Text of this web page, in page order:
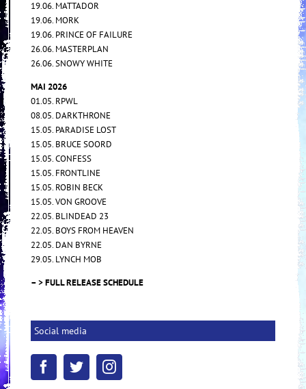
19.06. MATTADOR
19.06. MORK
19.06. PRINCE OF FAILURE
26.06. MASTERPLAN
26.06. SNOWY WHITE
MAI 2026
01.05. RPWL
08.05. DARKTHRONE
15.05. PARADISE LOST
15.05. BRUCE SOORD
15.05. CONFESS
15.05. FRONTLINE
15.05. ROBIN BECK
15.05. VON GROOVE
22.05. BLINDEAD 23
22.05. BOYS FROM HEAVEN
22.05. DAN BYRNE
29.05. LYNCH MOB
– > FULL RELEASE SCHEDULE
Social media